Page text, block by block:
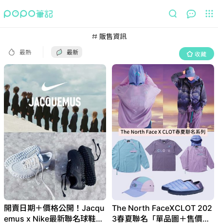
販售資訊
最熱 最新 收藏
收藏
開賣日期＋價格公開！Jacqu
emus x Nike最新聯名球鞋
The North FaceXCLOT 202
3春夏聯名「單品圖＋售價」